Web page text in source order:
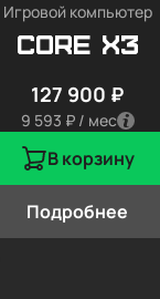
Игровой компьютер
Core X3
127 900 ₽
9 593 ₽ / мес
В корзину
Подробнее